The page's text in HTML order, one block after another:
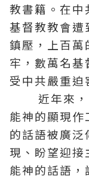
教書籍。在中
基督教教會遭
鎮壓，上百萬
牢，數萬名基
受中共嚴重迫
近年來，
能神的顯現
的話語被廣
現、盼望迎接
能神的話語